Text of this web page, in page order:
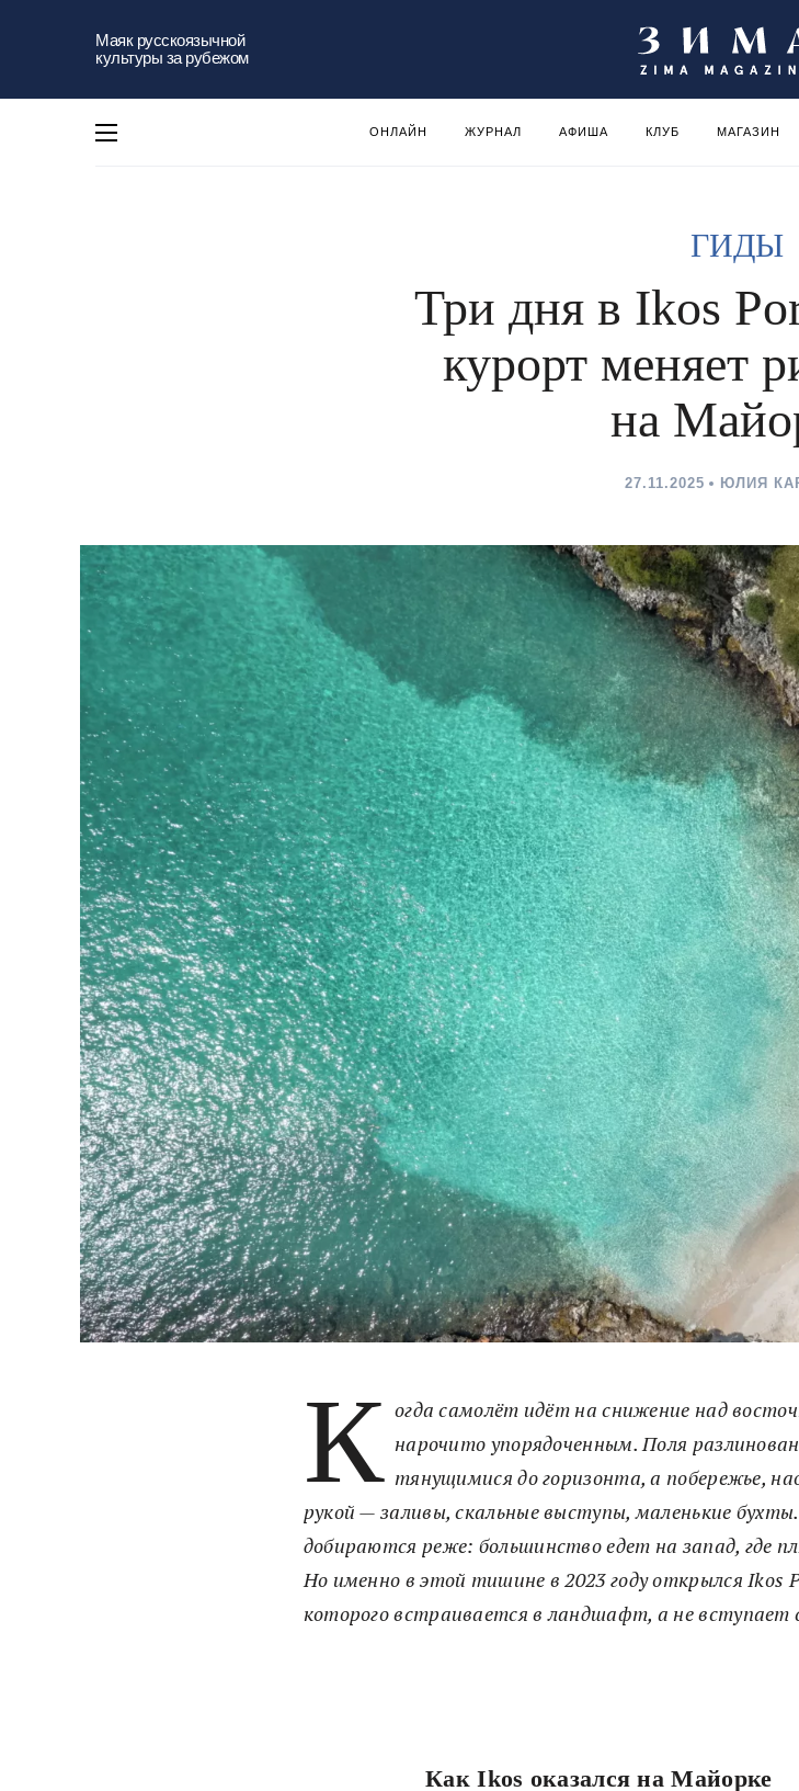
Маяк русскоязычной
культуры за рубежом
ОНЛАЙН ЖУРНАЛ АФИША КЛУБ МАГАЗИН
ГИДЫ
Три дня в Ikos
курорт меняет
на
27.11.2025 ЮЛИЯ
К огда самолёт идёт на снижение над
нарочито упорядоченным. Поля
тянущимися до горизонта, а побережье,
рукой — заливы, скальные выступы, маленькие
добираются реже: большинство едет на запад, где
Но именно в этой тишине в 2023 году открылся
которого встраивается в ландшафт, а не вступает
Как Ikos оказался на Майорке